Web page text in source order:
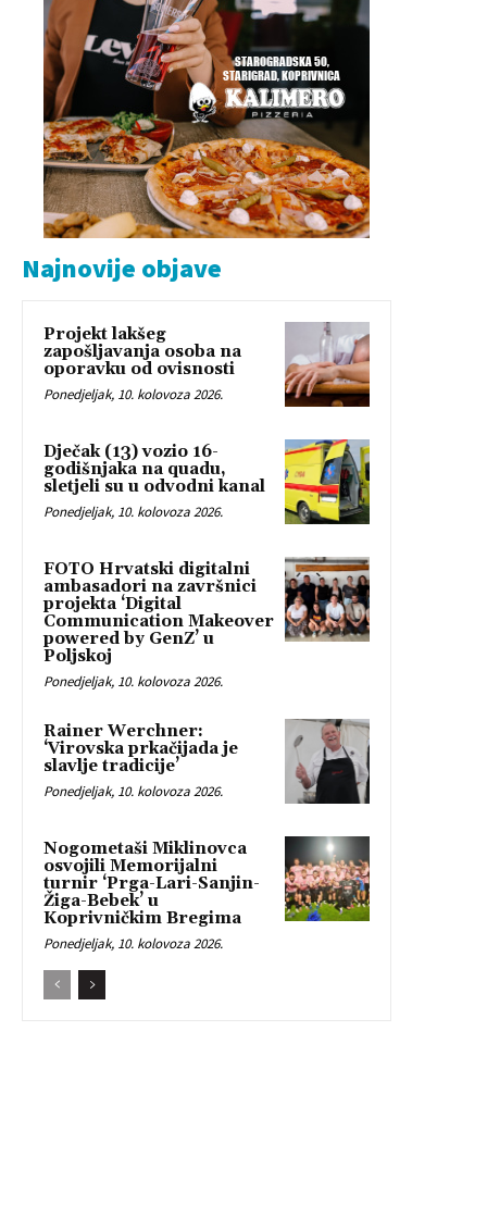
Najnovije objave
Projekt lakšeg
zapošljavanja osoba na
oporavku od ovisnosti
Ponedjeljak, 10. kolovoza 2026.
Dječak (13) vozio 16-
godišnjaka na quadu,
sletjeli su u odvodni kanal
Ponedjeljak, 10. kolovoza 2026.
FOTO Hrvatski digitalni
ambasadori na završnici
projekta ‘Digital
Communication Makeover
powered by GenZ’ u
Poljskoj
Ponedjeljak, 10. kolovoza 2026.
Rainer Werchner:
‘Virovska prkačijada je
slavlje tradicije’
Ponedjeljak, 10. kolovoza 2026.
Nogometaši Miklinovca
osvojili Memorijalni
turnir ‘Prga-Lari-Sanjin-
Žiga-Bebek’ u
Koprivničkim Bregima
Ponedjeljak, 10. kolovoza 2026.